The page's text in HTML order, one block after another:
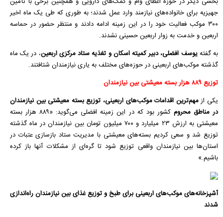
جهیزیه برای خانواده‌های نیازمند وارد عمل شدند؛ به طوری که طی یک ماه اخیر
۳۰۰ موکبفعالیت خود را در این زمینه ادامه دادند و منتظر حضور در حماسه
اربعین و خدمت به زوار اربعین حسینی نشدند.
به گفتهیوسف افضلی، دبیر کمیته اسکان و تغذیه ستاد مرکزی اربعین، در یک ماه
گذشته موکب‌های اربعینی در حوزه‌های مختلف به یاری نیازمندان شتافتند.
توزیع ۸۸۹ هزار بسته معیشتی بین نیازمندان
یکی ازمهم‌ترین اقداماتموکب‌های اربعینی، توزیع بسته معیشتی بین نیازمندان
در مناطق محروم
کشور بود که در این زمینه افضلی می‌گوید: «۸۸۹ هزار بسته
معیشتی به ارزش ۲۳ میلیارد و ۷۰۰ میلیون تومان بین نیازمندان در ماه گذشته
توزیع شد و سعی کردیم بسته‌های معیشتی با مدیریت ستاد بازسازی عتبات در
استان‌ها بین نیازمندان واقعی توزیع شود تا گره‌ای از مشکلات آنها باز کرده
باشیم.»
آشپزخانه‌های موکب‌های اربعینی برای طبخ و توزیع غذای بین نیازمندان راه‌اندازی
شدند